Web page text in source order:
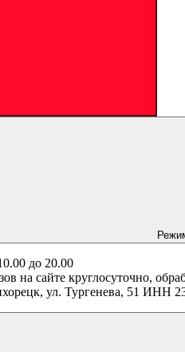
до 20.00
на сайте круглосуточно,
ул. Тургенева, 51 ИНН